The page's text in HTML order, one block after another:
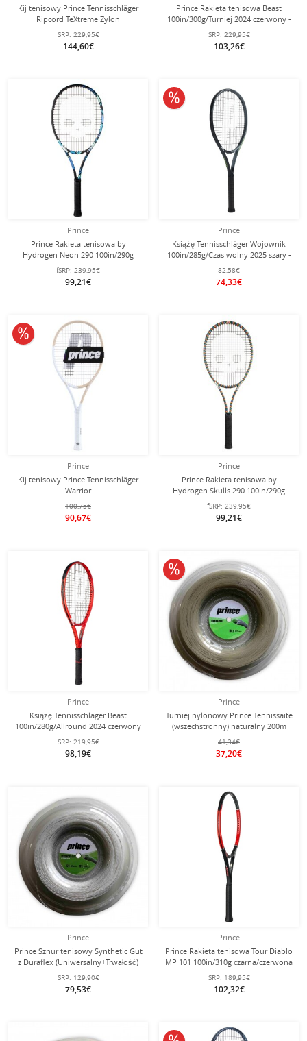
Kij tenisowy Prince Tennisschläger
Ripcord TeXtreme Zylon
niestrunowany -
SRP: 229,95€
144,60€
Prince Rakieta tenisowa Beast
100in/300g/Turniej 2024 czerwony -
SRP: 229,95€
103,26€
Prince
Prince Rakieta tenisowa by
Hydrogen Neon 290 100in/290g
niebieska - naciągnięta -
fSRP: 239,95€
99,21€
Prince
Książę Tennisschläger Wojownik
100in/285g/Czas wolny 2025 szary -
82,58€
74,33€
10% obniżone
Prince
Kij tenisowy Prince Tennisschläger
Warrior
2025 różowy - naciągnięty -
100,75€
90,67€
10% obniżone
Prince
Prince Rakieta tenisowa by
Hydrogen Skulls 290 100in/290g
kolorowa - naciągnięta -
fSRP: 239,95€
99,21€
Prince
Książę Tennisschläger Beast
100in/280g/Allround 2024 czerwony
SRP: 219,95€
98,19€
Prince
Turniej nylonowy Prince Tennissaite
(wszechstronny) naturalny 200m
41,34€
37,20€
10% obniżone
Prince
Prince Sznur tenisowy Synthetic Gut
z Duraflex (Uniwersalny+Trwałość)
SRP: 129,90€
79,53€
Prince
Prince Rakieta tenisowa Tour Diablo
MP 101 100in/310g czarna/czerwona
SRP: 189,95€
102,32€